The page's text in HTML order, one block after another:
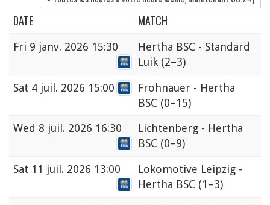
DATE MATCH
Fri 9 janv. 2026 15:30
Hertha BSC - Standard
Luik (2–3)
Sat 4 juil. 2026 15:00
Frohnauer - Hertha
BSC (0–15)
Wed 8 juil. 2026 16:30
Lichtenberg - Hertha
BSC (0–9)
Sat 11 juil. 2026 13:00
Lokomotive Leipzig -
Hertha BSC (1–3)